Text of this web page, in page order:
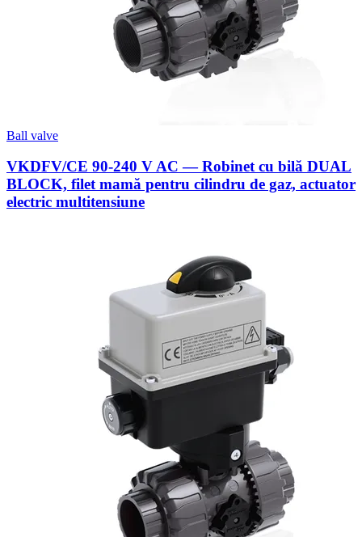
Ball valve
VKDFV/CE 90-240 V AC — Robinet cu bilă DUAL
BLOCK, filet mamă pentru cilindru de gaz, actuator
electric multitensiune